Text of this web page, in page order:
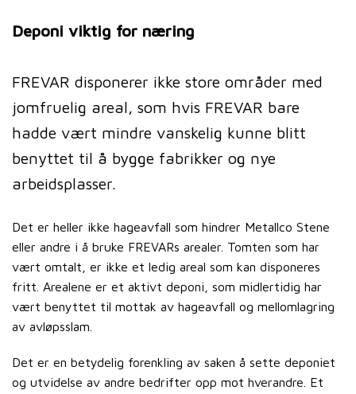
Deponi viktig for næring
FREVAR disponerer ikke store områder med
jomfruelig areal, som hvis FREVAR bare
hadde vært mindre vanskelig kunne blitt
benyttet til å bygge fabrikker og nye
arbeidsplasser.
Det er heller ikke hageavfall som hindrer Metallco Stene
eller andre i å bruke FREVARs arealer. Tomten som har
vært omtalt, er ikke et ledig areal som kan disponeres
fritt. Arealene er et aktivt deponi, som midlertidig har
vært benyttet til mottak av hageavfall og mellomlagring
av avløpsslam.
Det er en betydelig forenkling av saken å sette deponiet
og utvidelse av andre bedrifter opp mot hverandre. Et